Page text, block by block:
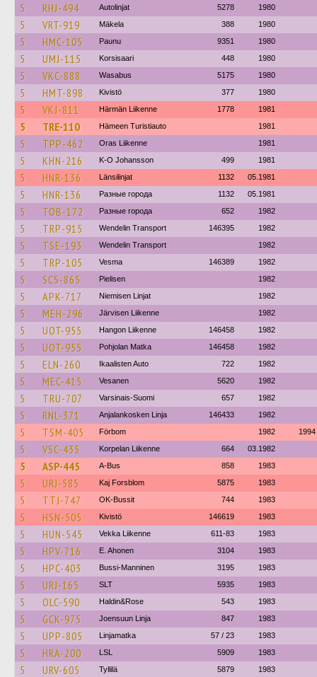
5 RHJ-494 Autolinjat 5278 1980
5 VRT-919 Mäkela 388 1980
5 HMC-105 Paunu 9351 1980
5 UMJ-115 Korsisaari 448 1980
5 VKC-888 Wasabus 5175 1980
5 HMT-898 Kivistö 377 1980
5 VKJ-811 Härmän Liikenne 1778 1981
5 TRE-110 Hämeen Turistiauto 1981
5 TPP-462 Oras Liikenne 1981
5 KHN-216 K-O Johansson 499 1981
5 HNR-136 Länsilinjat 1132 05.1981
5 HNR-136 Разные города 1132 05.1981
5 TOB-172 Разные города 652 1982
5 TRP-915 Wendelin Transport 146395 1982
5 TSE-193 Wendelin Transport 1982
5 TRP-105 Vesma 146389 1982
5 SCS-865 Pielisen 1982
5 APK-717 Niemisen Linjat 1982
5 MEH-296 Järvisen Liikenne 1982
5 UOT-955 Hangon Liikenne 146458 1982
5 UOT-955 Pohjolan Matka 146458 1982
5 ELN-260 Ikaalisten Auto 722 1982
5 MEC-415 Vesanen 5620 1982
5 TRU-707 Varsinais-Suomi 657 1982
5 RNL-371 Anjalankosken Linja 146433 1982
5 TSM-405 Förbom 1982 1994
5 VSC-435 Korpelan Liikenne 664 03.1982
5 ASP-445 A-Bus 858 1983
5 URJ-585 Kaj Forsblom 5875 1983
5 TTJ-747 OK-Bussit 744 1983
5 HSN-505 Kivistö 146619 1983
5 HUN-545 Vekka Liikenne 611-83 1983
5 HPV-716 E. Ahonen 3104 1983
5 HPC-403 Bussi-Manninen 3195 1983
5 URJ-165 SLT 5935 1983
5 OLC-590 Haldin&Rose 543 1983
5 GCK-975 Joensuun Linja 847 1983
5 UPP-805 Linjamatka 57 / 23 1983
5 HRA-200 LSL 5909 1983
5 URV-605 Tyllilä 5879 1983